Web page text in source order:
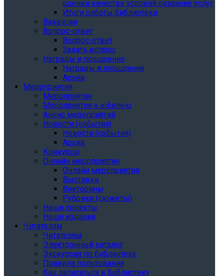
оценки качества условий оказания услуг
Итоги работы библиотеки
Вакансии
Вопрос-ответ
Вопрос-ответ
Задать вопрос
Награды и поощрения
Награды и поощрения
Архив
Мероприятия
Мероприятия
Мероприятия к юбилею
Анонс мероприятий
Новости (события)
Новости (события)
Архив
Конкурсы
Онлайн мероприятия
Онлайн мероприятия
Выставки
Викторины
Рубрики (сюжеты)
Наши проекты
Наши издания
Читателям
Читателям
Электронный каталог
Экскурсия по библиотеке
Правила пользования
Как записаться в библиотеку